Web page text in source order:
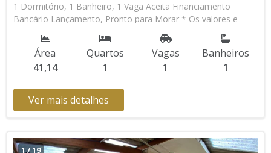
1 Dormitório, 1 Banheiro, 1 Vaga Aceita Financiamento
Bancário Lançamento, Pronto para Morar * Os valores e
disponibilidade podem ser alterados sem prévio aviso. Favor
verificar entrando em contato com nossa equipe
Área
41,14
Quartos
1
Vagas
1
Banheiros
1
Ver mais detalhes
1/19